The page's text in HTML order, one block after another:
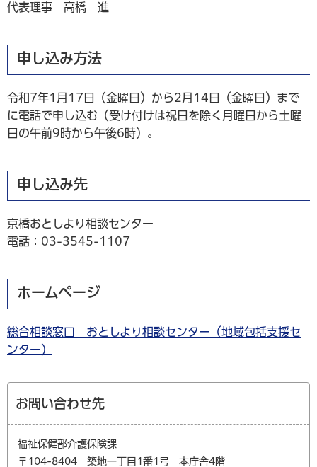
代表理事 高橋 進
申し込み方法
令和7年1月17日（金曜日）から2月14日（金曜日）まで
に電話で申し込む（受け付けは祝日を除く月曜日から土曜
日の午前9時から午後6時）。
申し込み先
京橋おとしより相談センター
電話：03-3545-1107
ホームページ
総合相談窓口 おとしより相談センター（地域包括支援セ
ンター）
お問い合わせ先
福祉保健部介護保険課
〒104-8404 築地一丁目1番1号 本庁舎4階